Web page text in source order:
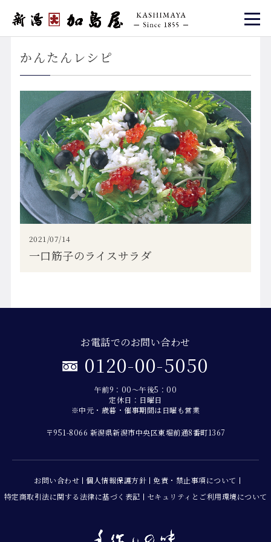
かんたんレシピ
2021/07/14
一口筋子のライスサラダ
お電話でのお問い合わせ
0120-00-5050
午前9：00～午後5：00
定休日：日曜日
※中元・歳暮・催事期間は日曜も営業
〒951-8066 新潟県新潟市中央区東堀前通8番町1367
お問い合わせ 個人情報保護方針
免責・禁止事項について
特定商取引法に関する法律に基づく表記
セキュリティとご利用環境について